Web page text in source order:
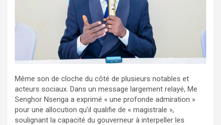
Même son de cloche du côté de plusieurs notables et
acteurs sociaux. Dans un message largement relayé, Me
Senghor Nsenga a exprimé « une profonde admiration »
pour une allocution qu’il qualifie de « magistrale »,
soulignant la capacité du gouverneur à interpeller les